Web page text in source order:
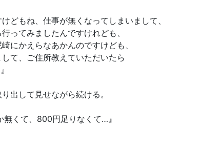
どもね、仕事が無くなってしまいまして、
ってみましたんですけれども、
にかえらなあかんのですけども、
て、ご住所教えていただいたら
出して見せながら続ける。
無くて、800円足りなくて…』